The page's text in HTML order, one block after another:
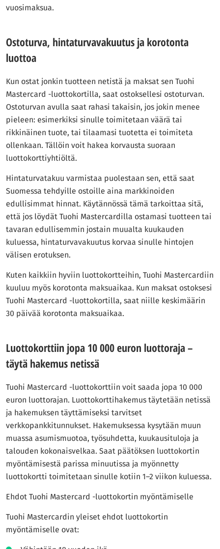
vuosimaksua.
Ostoturva, hintaturvavakuutus ja korotonta
luottoa
Kun ostat jonkin tuotteen netistä ja maksat sen Tuohi
Mastercard -luottokortilla, saat ostoksellesi ostoturvan.
Ostoturvan avulla saat rahasi takaisin, jos jokin menee
pieleen: esimerkiksi sinulle toimitetaan väärä tai
rikkinäinen tuote, tai tilaamasi tuotetta ei toimiteta
ollenkaan. Tällöin voit hakea korvausta suoraan
luottokorttiyhtiöltä.
Hintaturvatakuu varmistaa puolestaan sen, että saat
Suomessa tehdyille ostoille aina markkinoiden
edullisimmat hinnat. Käytännössä tämä tarkoittaa sitä,
että jos löydät Tuohi Mastercardilla ostamasi tuotteen tai
tavaran edullisemmin jostain muualta kuukauden
kuluessa, hintaturvavakuutus korvaa sinulle hintojen
välisen erotuksen.
Kuten kaikkiin hyviin luottokortteihin, Tuohi Mastercardiin
kuuluu myös korotonta maksuaikaa. Kun maksat ostoksesi
Tuohi Mastercard -luottokortilla, saat niille keskimäärin
30 päivää korotonta maksuaikaa.
Luottokorttiin jopa 10 000 euron luottoraja –
täytä hakemus netissä
Tuohi Mastercard -luottokorttiin voit saada jopa 10 000
euron luottorajan. Luottokorttihakemus täytetään netissä
ja hakemuksen täyttämiseksi tarvitset
verkkopankkitunnukset. Hakemuksessa kysytään muun
muassa asumismuotoa, työsuhdetta, kuukausituloja ja
talouden kokonaisvelkaa. Saat päätöksen luottokortin
myöntämisestä parissa minuutissa ja myönnetty
luottokortti toimitetaan sinulle kotiin 1–2 viikon kuluessa.
Ehdot Tuohi Mastercard -luottokortin myöntämiselle
Tuohi Mastercardin yleiset ehdot luottokortin
myöntämiselle ovat: